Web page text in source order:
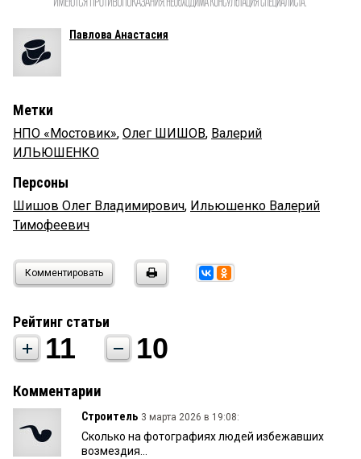
Павлова Анастасия
Метки
НПО «Мостовик», Олег ШИШОВ, Валерий
ИЛЬЮШЕНКО
Персоны
Шишов Олег Владимирович, Ильюшенко Валерий
Тимофеевич
Комментировать
Рейтинг статьи
11 10
Комментарии
Строитель 3 марта 2026 в 19:08:
Сколько на фотографиях людей избежавших
возмездия...